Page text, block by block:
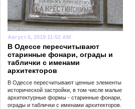
Август 6, 2019 11:52 AM
В Одессе пересчитывают
старинные фонари, ограды и
таблички с именами
архитекторов
В Одессе пересчитывают ценные элементы
исторической застройки, в том числе малые
архитектурные формы - старинные фонари,
ограды и таблички с именами архитекторов.